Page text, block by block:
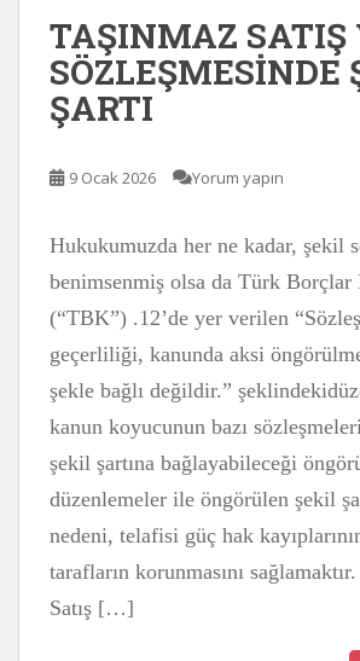
TAŞINMAZ SATIŞ
SÖZLEŞMESİNDE
ŞARTI
9 Ocak 2026 Yorum yapın
Hukukumuzda her ne kadar, şekil
benimsenmiş olsa da Türk Borçlar
(“TBK”) .12’de yer verilen
geçerliliği, kanunda aksi
şekle bağlı değildir.”
kanun koyucunun bazı
şekil şartına bağlayabileceği
düzenlemeler ile öngörülen şekil
nedeni, telafisi güç hak
tarafların korunmasını
Satış […]